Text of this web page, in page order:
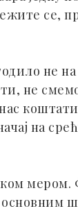
се,
не
не
на
основним